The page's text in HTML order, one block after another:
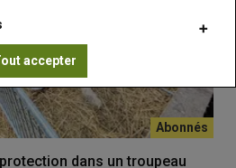
, la bergerie
imposer
au dressage
déjà dans lasélectiongénétique
dans un troupeau
accepter